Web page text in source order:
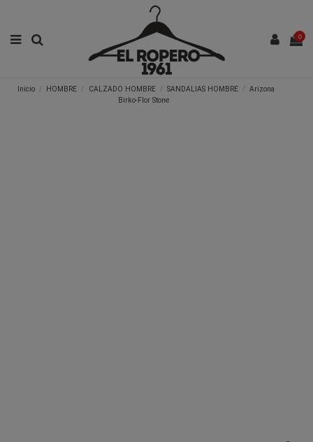
0
Inicio HOMBRE CALZADO HOMBRE SANDALIAS HOMBRE
Arizona
Birko-Flor Stone